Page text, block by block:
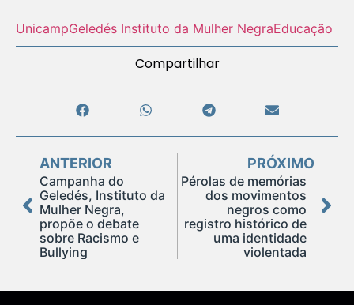
UnicampGeledés Instituto da Mulher NegraEducação
Compartilhar
ANTERIOR
Campanha do
Geledés, Instituto da
Mulher Negra,
propõe o debate
sobre Racismo e
Bullying
PRÓXIMO
Pérolas de memórias
dos movimentos
negros como
registro histórico de
uma identidade
violentada